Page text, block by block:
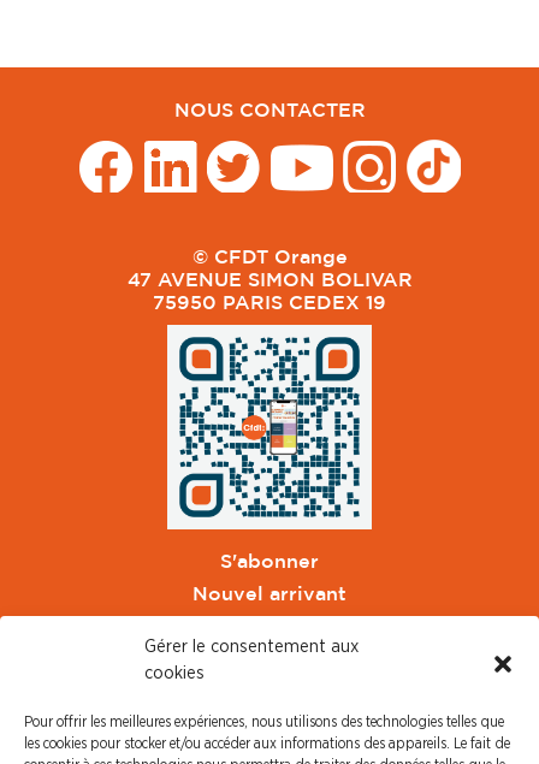
Gérer le consentement aux
cookies
Pour offrir les meilleures expériences, nous utilisons des technologies telles que
les cookies pour stocker et/ou accéder aux informations des appareils. Le fait de
NOUS CONTACTER
© CFDT Orange
47 AVENUE SIMON BOLIVAR
75950 PARIS CEDEX 19
S'abonner
Nouvel arrivant
CFDT Cadres
CFDT Retraités